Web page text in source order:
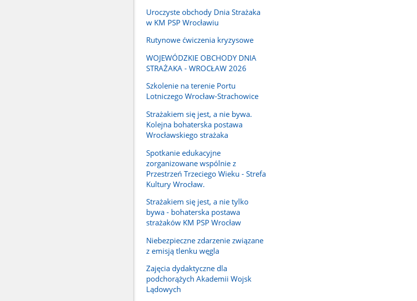
Uroczyste obchody Dnia Strażaka
w KM PSP Wrocławiu
Rutynowe ćwiczenia kryzysowe
WOJEWÓDZKIE OBCHODY DNIA
STRAŻAKA - WROCŁAW 2026
Szkolenie na terenie Portu
Lotniczego Wrocław-Strachowice
Strażakiem się jest, a nie bywa.
Kolejna bohaterska postawa
Wrocławskiego strażaka
Spotkanie edukacyjne
zorganizowane wspólnie z
Przestrzeń Trzeciego Wieku - Strefa
Kultury Wrocław.
Strażakiem się jest, a nie tylko
bywa - bohaterska postawa
strażaków KM PSP Wrocław
Niebezpieczne zdarzenie związane
z emisją tlenku węgla
Zajęcia dydaktyczne dla
podchorążych Akademii Wojsk
Lądowych